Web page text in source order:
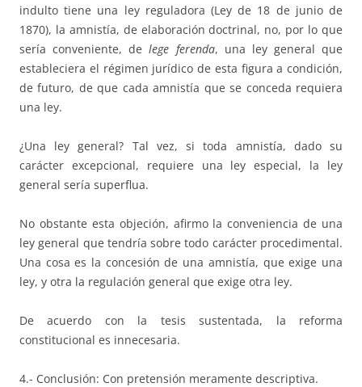
indulto tiene una ley reguladora (Ley de 18 de junio de
1870), la amnistía, de elaboración doctrinal, no, por lo que
sería conveniente, delege ferenda, una ley general que
estableciera el régimen jurídico de esta figura a condición,
de futuro, de que cada amnistía que se conceda requiera
una ley.
¿Una ley general? Tal vez, si toda amnistía, dado su
carácter excepcional, requiere una ley especial, la ley
general sería superflua.
No obstante esta objeción, afirmo la conveniencia de una
ley general que tendría sobre todo carácter procedimental.
Una cosa es la concesión de una amnistía, que exige una
ley, y otra la regulación general que exige otra ley.
De acuerdo con la tesis sustentada, la reforma
constitucional es innecesaria.
4.- Conclusión: Con pretensión meramente descriptiva.